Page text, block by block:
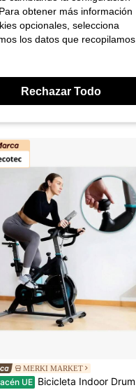
MERKI MARKET
UE Bicicleta Indoor DrumFit 24000: Entrenamiento Dinámico con App y Pulsómetro de Cecotec
obtener más información
opcionales, selecciona
los datos que recopilamos,
Rechazar Todo